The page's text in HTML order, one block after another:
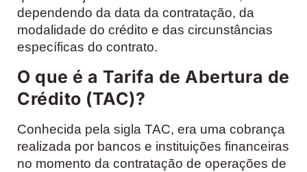
dependendo da data da contratação, da
modalidade do crédito e das circunstâncias
específicas do contrato.
O que é a Tarifa de Abertura de
Crédito (TAC)?
Conhecida pela sigla TAC, era uma cobrança
realizada por bancos e instituições financeiras
no momento da contratação de operações de